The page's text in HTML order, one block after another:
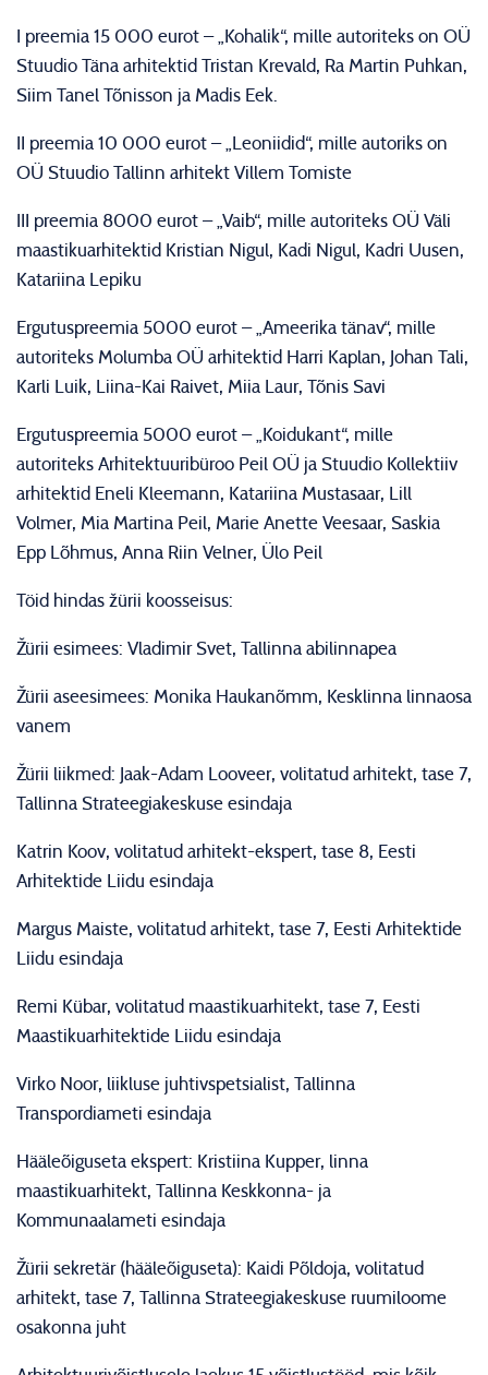
I preemia 15 000 eurot – „Kohalik“, mille autoriteks on OÜ
Stuudio Täna arhitektid Tristan Krevald, Ra Martin Puhkan,
Siim Tanel Tõnisson ja Madis Eek.
II preemia 10 000 eurot – „Leoniidid“, mille autoriks on
OÜ Stuudio Tallinn arhitekt Villem Tomiste
III preemia 8000 eurot – „Vaib“, mille autoriteks OÜ Väli
maastikuarhitektid Kristian Nigul, Kadi Nigul, Kadri Uusen,
Katariina Lepiku
Ergutuspreemia 5000 eurot – „Ameerika tänav“, mille
autoriteks Molumba OÜ arhitektid Harri Kaplan, Johan Tali,
Karli Luik, Liina-Kai Raivet, Miia Laur, Tõnis Savi
Ergutuspreemia 5000 eurot – „Koidukant“, mille
autoriteks Arhitektuuribüroo Peil OÜ ja Stuudio Kollektiiv
arhitektid Eneli Kleemann, Katariina Mustasaar, Lill
Volmer, Mia Martina Peil, Marie Anette Veesaar, Saskia
Epp Lõhmus, Anna Riin Velner, Ülo Peil
Töid hindas žürii koosseisus:
Žürii esimees: Vladimir Svet, Tallinna abilinnapea
Žürii aseesimees: Monika Haukanõmm, Kesklinna linnaosa
vanem
Žürii liikmed: Jaak-Adam Looveer, volitatud arhitekt, tase 7,
Tallinna Strateegiakeskuse esindaja
Katrin Koov, volitatud arhitekt-ekspert, tase 8, Eesti
Arhitektide Liidu esindaja
Margus Maiste, volitatud arhitekt, tase 7, Eesti Arhitektide
Liidu esindaja
Remi Kübar, volitatud maastikuarhitekt, tase 7, Eesti
Maastikuarhitektide Liidu esindaja
Virko Noor, liikluse juhtivspetsialist, Tallinna
Transpordiameti esindaja
Hääleõiguseta ekspert: Kristiina Kupper, linna
maastikuarhitekt, Tallinna Keskkonna- ja
Kommunaalameti esindaja
Žürii sekretär (hääleõiguseta): Kaidi Põldoja, volitatud
arhitekt, tase 7, Tallinna Strateegiakeskuse ruumiloome
osakonna juht